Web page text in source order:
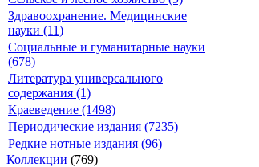
Здравоохранение. Медицинские
науки (11)
Социальные и гуманитарные науки
(678)
Литература универсального
содержания (1)
Краеведение (1498)
Периодические издания (7235)
Редкие нотные издания (96)
Коллекции (769)